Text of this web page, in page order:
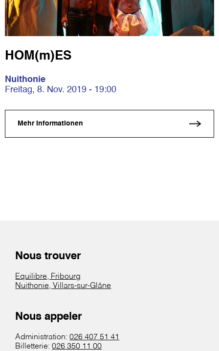
HOM(m)ES
Nuithonie
Freitag, 8. Nov. 2019 - 19:00
Mehr Informationen
Nous trouver
Equilibre, Fribourg
Nuithonie, Villars-sur-Glâne
Nous appeler
Administration:026 407 51 41
Billetterie:026 350 11 00